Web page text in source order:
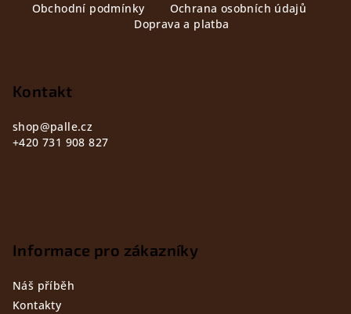
Obchodní podmínky
Ochrana osobních údajů
Doprava a platba
Kontakt
shop@palle.cz
+420 731 908 827
Informace pro zákazníky
Náš příběh
Kontakty